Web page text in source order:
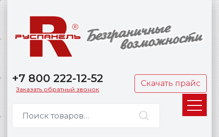
+7 800 222-12-52
Заказать обратный звонок
Скачать прайс